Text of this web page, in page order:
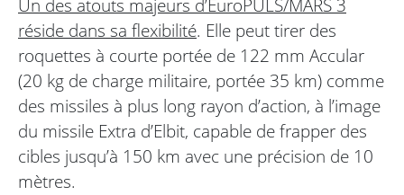
Un des atouts majeurs d’EuroPULS/MARS 3
réside dans sa flexibilité. Elle peut tirer des
roquettes à courte portée de 122 mm Accular
(20 kg de charge militaire, portée 35 km) comme
des missiles à plus long rayon d’action, à l’image
du missile Extra d’Elbit, capable de frapper des
cibles jusqu’à 150 km avec une précision de 10
mètres.